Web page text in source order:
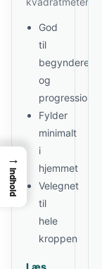
God
til
begyndere
og
progression
Fylder
minimalt
i
hjemmet
Velegnet
til
hele
kroppen
Læs
→
Indhold